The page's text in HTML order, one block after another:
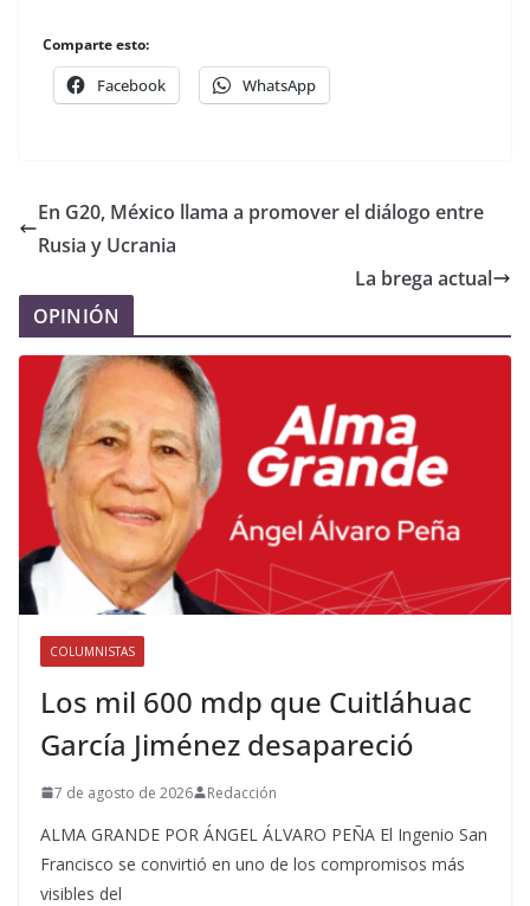
Comparte esto:
Facebook WhatsApp
En G20, México llama a promover el diálogo entre
Rusia y Ucrania
La brega actual
OPINIÓN
COLUMNISTAS
Los mil 600 mdp que Cuitláhuac
García Jiménez desapareció
7 de agosto de 2026 Redacción
ALMA GRANDE POR ÁNGEL ÁLVARO PEÑA El Ingenio San
Francisco se convirtió en uno de los compromisos más
visibles del